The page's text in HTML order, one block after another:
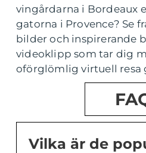
vingårdarna i Bordeaux
gatorna i Provence? Se
bilder och inspirerande
videoklipp som tar dig
oförglömlig virtuell resa
Vilka är de